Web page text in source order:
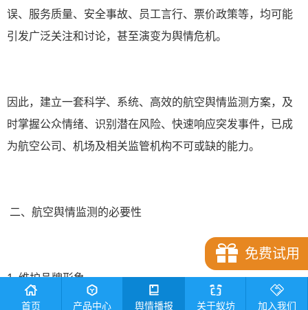
误、服务质量、安全事故、员工言行、票价政策等，均可能
引发广泛关注和讨论，甚至演变为舆情危机。
因此，建立一套科学、系统、高效的航空舆情监测方案，及
时掌握公众情绪、识别潜在风险、快速响应突发事件，已成
为航空公司、机场及相关监管机构不可或缺的能力。
二、航空舆情监测的必要性
1. 维护品牌形象
免费试用
首页 产品中心 舆情播报 关于蚁坊 加入我们